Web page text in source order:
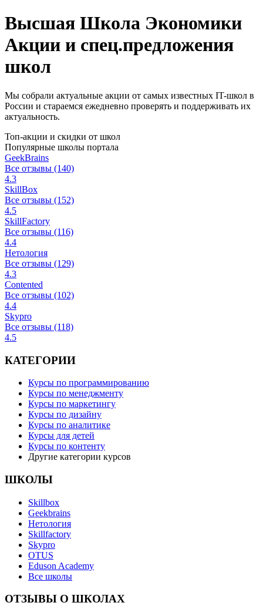
Высшая Школа Экономики
Акции и спец.предложения
школ
Мы собрали актуальные акции от самых известных IT-школ в
России и стараемся ежедневно проверять и поддерживать их
актуальность.
Топ-акции и скидки от школ
Популярные школы портала
GeekBrains
Все отзывы (140)
4.3
SkillBox
Все отзывы (152)
4.5
SkillFactory
Все отзывы (116)
4.4
Нетология
Все отзывы (129)
4.3
Contented
Все отзывы (102)
4.4
Skypro
Все отзывы (118)
4.5
КАТЕГОРИИ
Курсы по программированию
Курсы по менеджменту
Курсы по маркетингу
Курсы по дизайну
Курсы по аналитике
Курсы для детей
Курсы по контенту
Другие категории курсов
ШКОЛЫ
Skillbox
Geekbrains
Нетология
Skillfactory
Skypro
OTUS
Eduson Academy
Все школы
ОТЗЫВЫ О ШКОЛАХ